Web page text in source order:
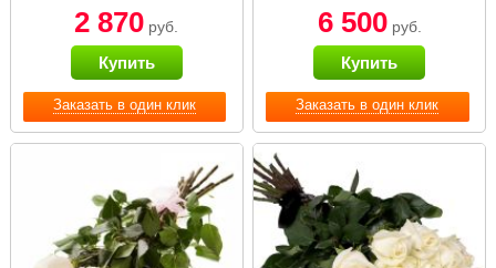
Заказать в один клик
2 870 руб.
Купить
Заказать в один клик
6 500руб.
Купить